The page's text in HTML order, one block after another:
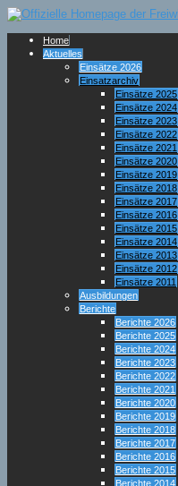
Home
Aktuelles
Einsätze 2026
Einsatzarchiv
Einsätze 2025
Einsätze 2024
Einsätze 2023
Einsätze 2022
Einsätze 2021
Einsätze 2020
Einsätze 2019
Einsätze 2018
Einsätze 2017
Einsätze 2016
Einsätze 2015
Einsätze 2014
Einsätze 2013
Einsätze 2012
Einsätze 2011
Ausbildungen
Berichte
Berichte 2026
Berichte 2025
Berichte 2024
Berichte 2023
Berichte 2022
Berichte 2021
Berichte 2020
Berichte 2019
Berichte 2018
Berichte 2017
Berichte 2016
Berichte 2015
Berichte 2014